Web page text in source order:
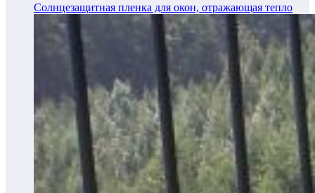
Солнцезащитная пленка для окон, отражающая тепло